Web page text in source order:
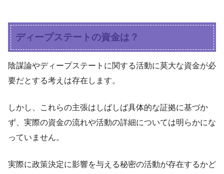
ディープステートの資金は？
陰謀論やディープステートに関する活動に莫大な資金が必
要だとする考えは存在します。
しかし、これらの主張はしばしば具体的な証拠に基づか
ず、実際の資金の流れや活動の詳細については明らかにな
っていません。
実際に政策決定に影響を与える秘密の活動が存在するかど